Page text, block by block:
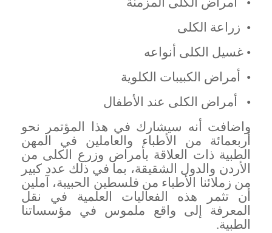
• زراعة الكلى
• غسيل الكلى أنواعه
•
أمراض الكبيبات الكلوية
•
أمراض الكلى عند الأطفال
واضافت أنه سيشارك في هذا المؤتمر نحو
أربعمائة من الأطباء والعاملين في المهن
الطبية ذات العلاقة بأمراض وزرع الكلى من
الأردن والدول الشقيقة، بما في ذلك عدد كبير
من زملائنا الأطباء من فلسطين الحبيبة، آملين
أن تثمر هذه الفعاليات العلمية في نقل
المعرفة إلى واقع ملموس في مؤسساتنا
الطبية.